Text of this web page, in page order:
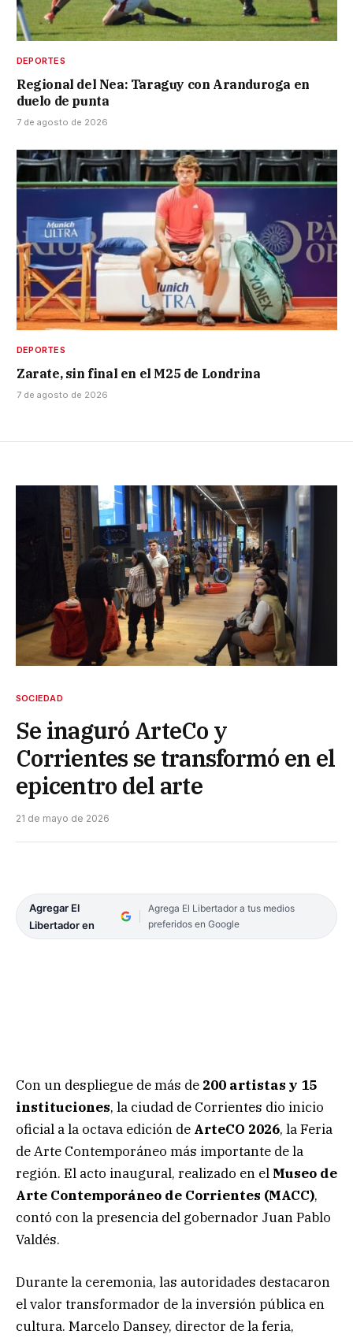
DEPORTES
Regional del Nea: Taraguy con Aranduroga en
duelo de punta
7 de agosto de 2026
DEPORTES
Zarate, sin final en el M25 de Londrina
7 de agosto de 2026
SOCIEDAD
Se inaguró ArteCo y
Corrientes se transformó en el
epicentro del arte
21 de mayo de 2026
Agregar El
Libertador en
Agrega El Libertador a tus medios
preferidos en Google
Con un despliegue de más de 200 artistas y 15
instituciones, la ciudad de Corrientes dio inicio
oficial a la octava edición de ArteCO 2026, la Feria
de Arte Contemporáneo más importante de la
región. El acto inaugural, realizado en el Museo de
Arte Contemporáneo de Corrientes (MACC),
contó con la presencia del gobernador Juan Pablo
Valdés.
Durante la ceremonia, las autoridades destacaron
el valor transformador de la inversión pública en
cultura. Marcelo Dansey, director de la feria,